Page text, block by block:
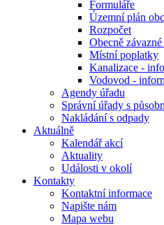
Formuláře
Územní plán
Rozpočet
Obecně
Místní poplatky
Kanalizace -
Vodovod -
Agendy úřadu
Správní úřady s
Nakládání s odpady
Aktuálně
Kalendář akcí
Aktuality
Události v okolí
Kontakty
Kontaktní informace
Napište nám
Mapa webu